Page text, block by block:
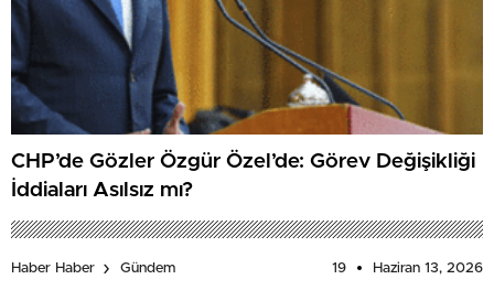
CHP’de Gözler Özgür Özel’de: Görev Değişikliği
İddiaları Asılsız mı?
Haber Haber Gündem 19 Haziran 13, 2026